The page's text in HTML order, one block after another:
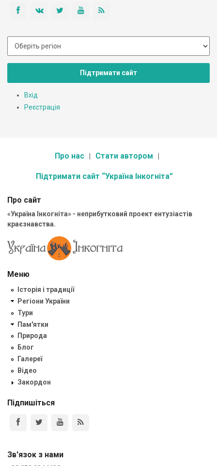
Підтримати сайт
Вхід
Реєстрація
Про нас Стати автором
Підтримати сайт “Україна Інкогніта”
Про сайт
«Україна Інкогніта» - неприбутковий проект ентузіастів
краєзнавства.
Меню
Історія і традиції
Регіони України
Тури
Пам'ятки
Природа
Блог
Галереї
Відео
Закордон
Підпишіться
Зв'язок з нами